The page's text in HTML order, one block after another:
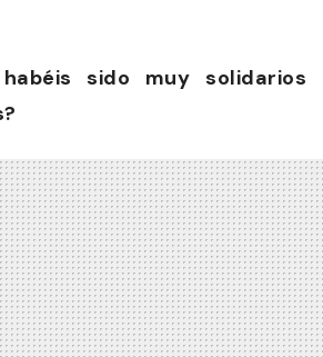
habéis sido muy solidarios